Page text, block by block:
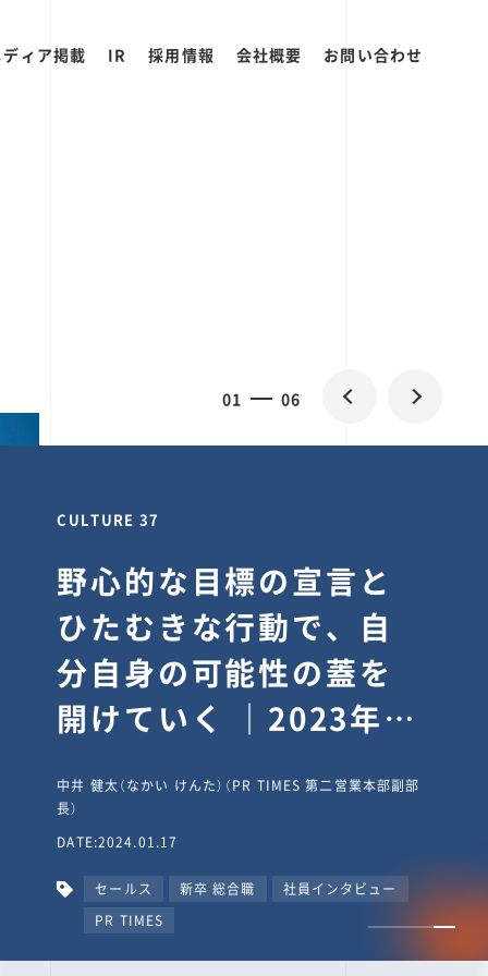
ィア掲載 IR 採用情報 会社概要 お問い合わせ
01 06
CULTURE 37
野心的な目標の宣言と
ひたむきな行動で、自
分自身の可能性の蓋を
開けていく ｜2023年度
タビュー #PR
TIMESな人たち
中井 健太（なかい けんた）（PR TIMES 第二営業本部副部
長）
DATE:2024.01.17
セールス 新卒 総合職
社員インタビュー
PR TIMES